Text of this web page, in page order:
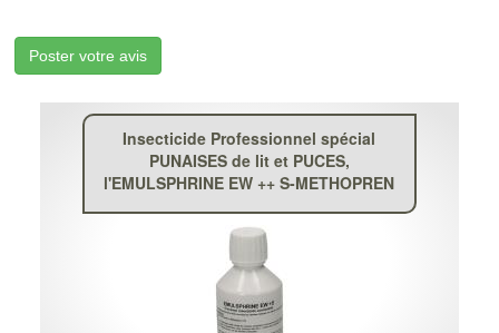
Poster votre avis
Insecticide Professionnel spécial
PUNAISES de lit et PUCES,
l'EMULSPHRINE EW ++ S-METHOPREN